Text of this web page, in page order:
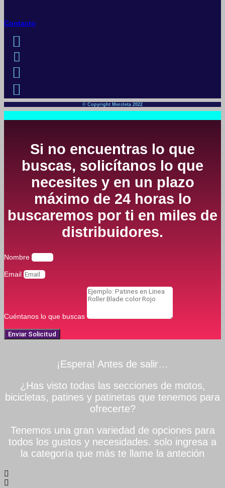
Contacto
© Copyright Mercleta 2022
Si no encuentras lo que
buscas, solicítanos lo que
necesites y en un plazo
máximo de 24 horas lo
buscaremos por ti en miles de
distribuidores.
Nombre
Email
Cuéntanos lo que buscas
Enviar Solicitud
¡Espera! Antes de salir…
¿Has visto todas las secciones de motos,
bicicletas, patines y patinetas que tenemos para
ofrecerte?
Tenemos una gran variedad de opciones para
todos los gustos y necesidades. solo ingresa a
la categoría que más te llame la anteción